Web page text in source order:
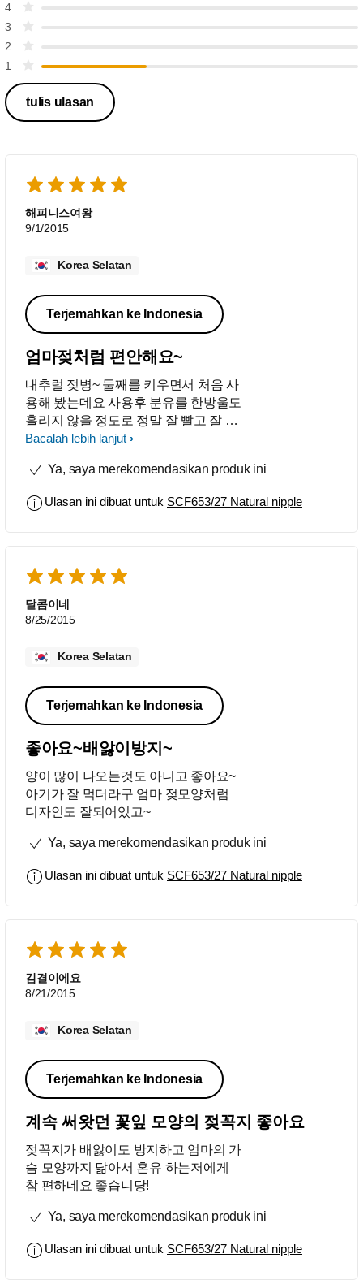
4
3
2
1
tulis ulasan
해피니스여왕
9/1/2015
Korea Selatan
Terjemahkan ke Indonesia
엄마젖처럼 편안해요~
내추럴 젖병~ 둘째를 키우면서 처음 사
용해 봤는데요 사용후 분유를 한방울도
흘리지 않을 정도로 정말 잘 빨고 잘 먹
어요. 먹고나선 잠도 잘자고~ 금세 쑥쑥
Bacalah lebih lanjut
Ya, saya merekomendasikan produk ini
Ulasan ini dibuat untuk SCF653/27 Natural nipple
달콤이네
8/25/2015
Korea Selatan
Terjemahkan ke Indonesia
좋아요~배앓이방지~
양이 많이 나오는것도 아니고 좋아요~
아기가 잘 먹더라구 엄마 젖모양처럼
디자인도 잘되어있고~
Ya, saya merekomendasikan produk ini
Ulasan ini dibuat untuk SCF653/27 Natural nipple
김결이에요
8/21/2015
Korea Selatan
Terjemahkan ke Indonesia
계속 써왓던 꽃잎 모양의 젖꼭지 좋아요
젖꼭지가 배앓이도 방지하고 엄마의 가
슴 모양까지 닮아서 혼유 하는저에게
참 편하네요 좋습니당!
Ya, saya merekomendasikan produk ini
Ulasan ini dibuat untuk SCF653/27 Natural nipple